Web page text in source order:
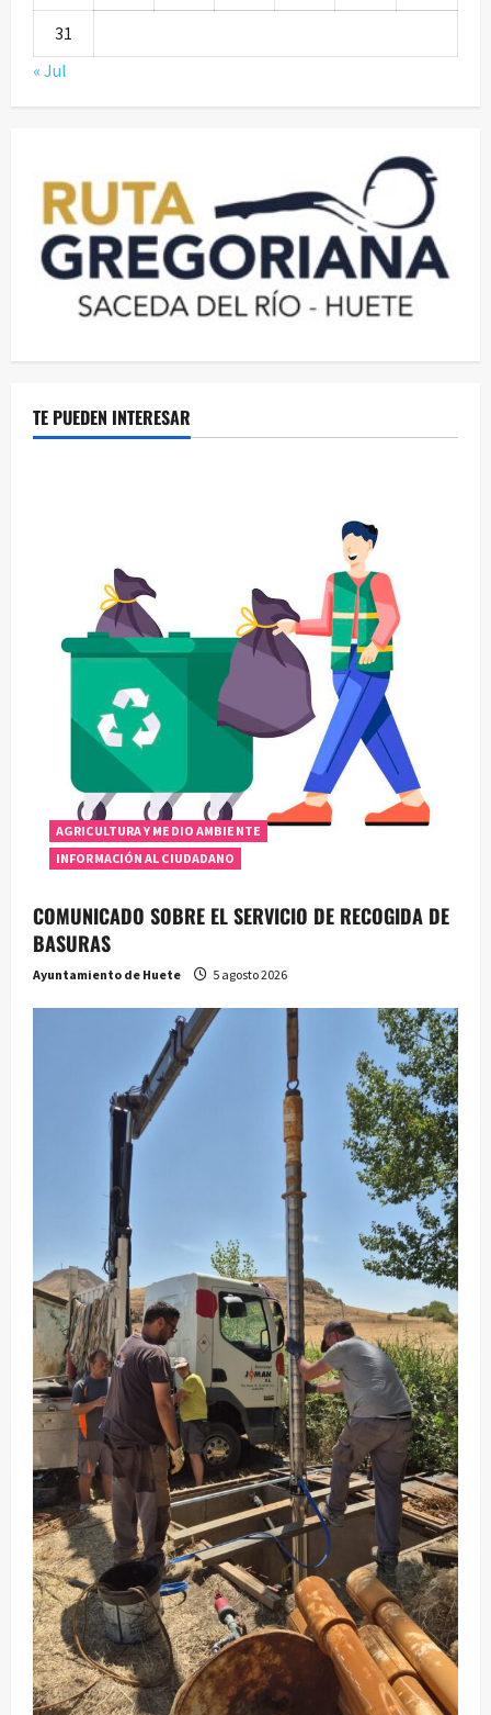
31
« Jul
TE PUEDEN INTERESAR
AGRICULTURA Y MEDIO AMBIENTE
INFORMACIÓN AL CIUDADANO
COMUNICADO SOBRE EL SERVICIO DE RECOGIDA DE
BASURAS
Ayuntamiento de Huete 5 agosto 2026